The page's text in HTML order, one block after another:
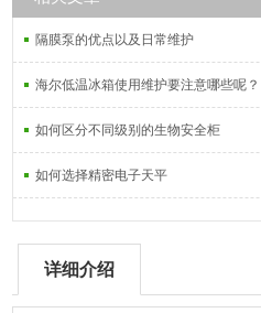
隔膜泵的优点以及日常维护
海尔低温冰箱使用维护要注意哪些呢？
如何区分不同级别的生物安全柜
如何选择精密电子天平
详细介绍